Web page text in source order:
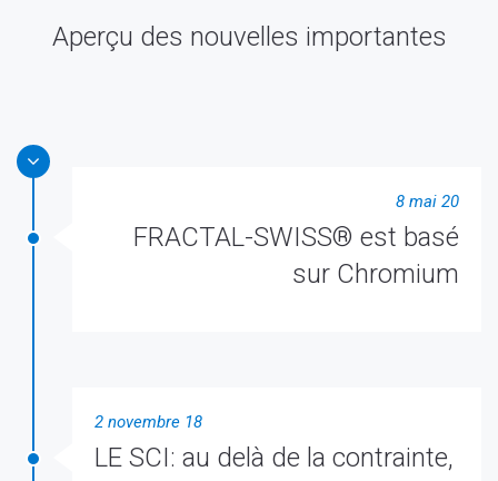
Aperçu des nouvelles importantes
8 mai 20
FRACTAL-SWISS® est basé
sur Chromium
2 novembre 18
LE SCI: au delà de la contrainte,